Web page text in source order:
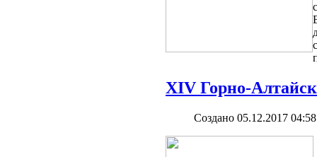
XIV Горно-
Создано 05.12.2017 04:58